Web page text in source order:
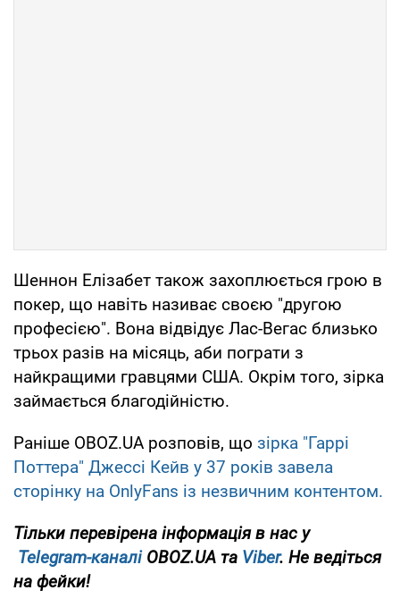
Шеннон Елізабет також захоплюється грою в
покер, що навіть називає своєю "другою
професією". Вона відвідує Лас-Вегас близько
трьох разів на місяць, аби пограти з
найкращими гравцями США. Окрім того, зірка
займається благодійністю.
Раніше OBOZ.UA розповів, що зірка "Гаррі
Поттера" Джессі Кейв у 37 років завела
сторінку на OnlyFans із незвичним контентом.
Тільки перевірена інформація в нас у
Telegram-каналіOBOZ.UA та Viber. Не ведіться
на фейки!